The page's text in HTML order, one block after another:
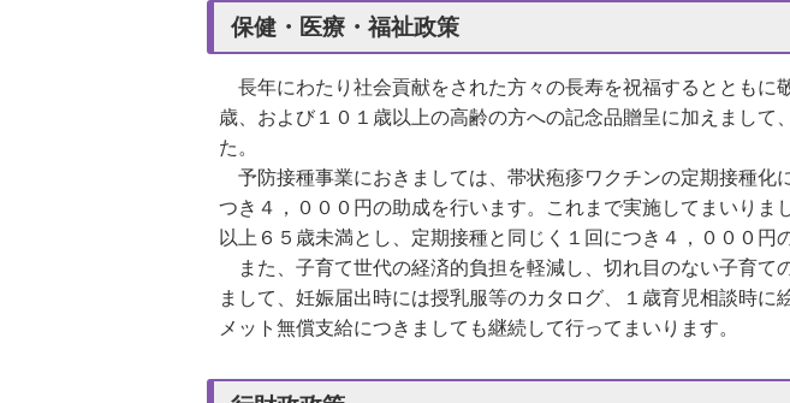
保健・医療・福祉政策
長年にわたり社会貢献をされた方々の長寿を祝福するととも
歳、および１０１歳以上の高齢の方への記念品贈呈に加えまし
た。
予防接種事業におきましては、帯状疱疹ワクチンの定期接種化
つき４，０００円の助成を行います。これまで実施してまいり
以上６５歳未満とし、定期接種と同じく１回につき４，０００円
また、子育て世代の経済的負担を軽減し、切れ目のない子育て
まして、妊娠届出時には授乳服等のカタログ、１歳育児相談時
メット無償支給につきましても継続して行ってまいります。